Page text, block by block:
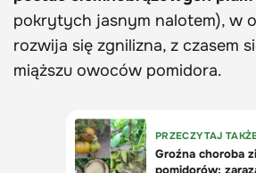
pokrytych jasnym nalotem), w
rozwija się zgnilizna, z czasem
miąższu owoców pomidora.